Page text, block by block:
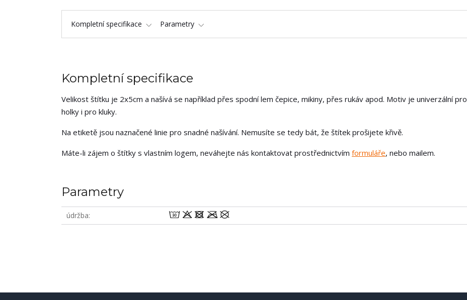
Kompletní specifikace Parametry
Kompletní specifikace
Velikost štítku je 2x5cm a našívá se například přes spodní lem čepice, mikiny, přes rukáv apod. Motiv je univerzální pro
holky i pro kluky.
Na etiketě jsou naznačené linie pro snadné našívání. Nemusíte se tedy bát, že štítek prošijete křivě.
Máte-li zájem o štítky s vlastním logem, neváhejte nás kontaktovat prostřednictvím formuláře, nebo mailem.
Parametry
údržba wodmU